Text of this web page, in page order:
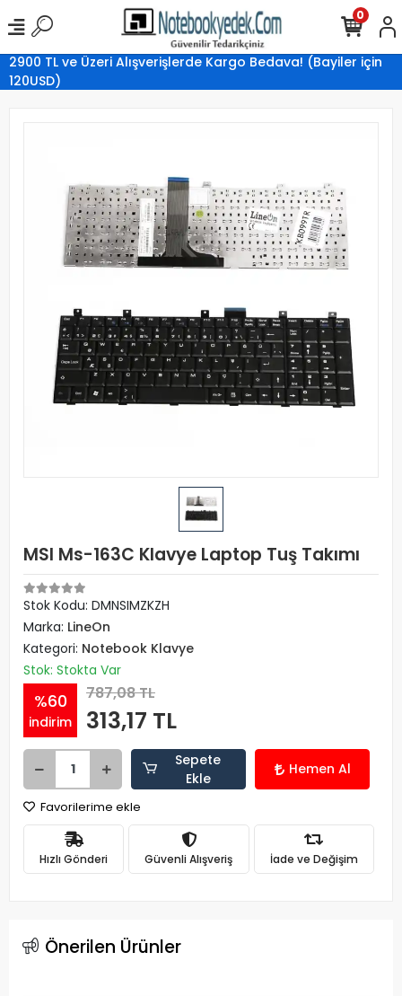
2900 TL ve Üzeri Alışverişlerde Kargo Bedava! (Bayiler için
120USD)
0
MSI Ms-163C Klavye Laptop Tuş Takımı
Stok Kodu: DMNSIMZKZH
Marka: LineOn
Kategori: Notebook Klavye
Stok: Stokta Var
%60
indirim
787,08 TL
313,17 TL
Sepete
Ekle
Hemen Al
Favorilerime ekle
Hızlı Gönderi Güvenli Alışveriş İade ve Değişim
Önerilen Ürünler